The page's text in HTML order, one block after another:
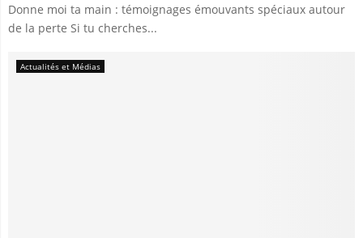
Donne moi ta main : témoignages émouvants spéciaux autour
de la perte Si tu cherches...
Actualités et Médias